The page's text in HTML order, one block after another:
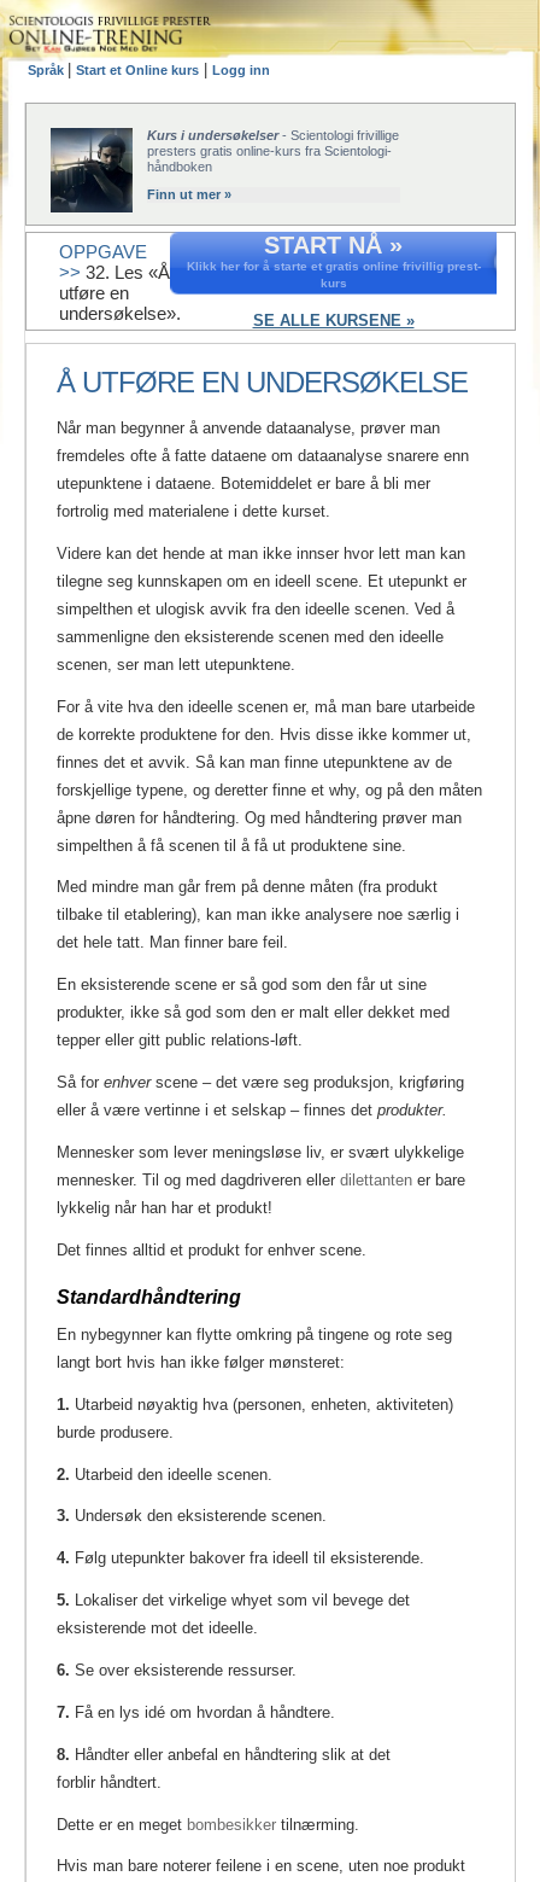
Språk Start et Online kurs Logg inn
Kurs i undersøkelser- Scientologi frivillige
presters gratis online-kurs fra Scientologi-
håndboken
Finn ut mer »
START NÅ »
Klikk her for å starte et gratis online frivillig prest-
kurs
SE ALLE KURSENE »
OPPGAVE
>> 32. Les «Å
utføre en
undersøkelse».
Å UTFØRE EN UNDERSØKELSE
Når man begynner å anvende dataanalyse, prøver man
fremdeles ofte å fatte dataene om dataanalyse snarere enn
utepunktene i dataene. Botemiddelet er bare å bli mer
fortrolig med materialene i dette kurset.
Videre kan det hende at man ikke innser hvor lett man kan
tilegne seg kunnskapen om en ideell scene. Et utepunkt er
simpelthen et ulogisk avvik fra den ideelle scenen. Ved å
sammenligne den eksisterende scenen med den ideelle
scenen, ser man lett utepunktene.
For å vite hva den ideelle scenen er, må man bare utarbeide
de korrekte produktene for den. Hvis disse ikke kommer ut,
finnes det et avvik. Så kan man finne utepunktene av de
forskjellige typene, og deretter finne et why, og på den måten
åpne døren for håndtering. Og med håndtering prøver man
simpelthen å få scenen til å få ut produktene sine.
Med mindre man går frem på denne måten (fra produkt
tilbake til etablering), kan man ikke analysere noe særlig i
det hele tatt. Man finner bare feil.
En eksisterende scene er så god som den får ut sine
produkter, ikke så god som den er malt eller dekket med
tepper eller gitt public relations-løft.
Så for enhverscene – det være seg produksjon, krigføring
eller å være vertinne i et selskap – finnes det produkter.
Mennesker som lever meningsløse liv, er svært ulykkelige
mennesker. Til og med dagdriveren eller dilettanten er bare
lykkelig når han har et produkt!
Det finnes alltid et produkt for enhver scene.
Standardhåndtering
En nybegynner kan flytte omkring på tingene og rote seg
langt bort hvis han ikke følger mønsteret:
1. Utarbeid nøyaktig hva (personen, enheten, aktiviteten)
burde produsere.
2. Utarbeid den ideelle scenen.
3. Undersøk den eksisterende scenen.
4. Følg utepunkter bakover fra ideell til eksisterende.
5. Lokaliser det virkelige whyet som vil bevege det
eksisterende mot det ideelle.
6. Se over eksisterende ressurser.
7. Få en lys idé om hvordan å håndtere.
8. Håndter eller anbefal en håndtering slik at det
forblir håndtert.
Dette er en meget bombesikker tilnærming.
Hvis man bare noterer feilene i en scene, uten noe produkt